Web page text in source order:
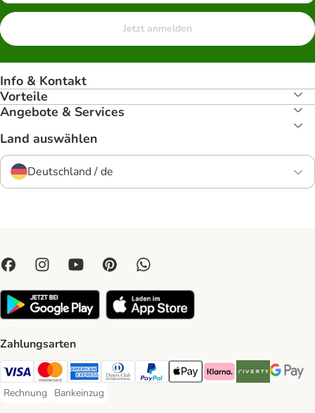
Jetzt anmelden
Info & Kontakt
Vorteile
Angebote & Services
Land auswählen
Deutschland / de
Zahlungsarten
Visa Payment Method
Mastercard Payment Method
American Express Payment Method
Diners Club Payment Method
PayPal Payment Method
Apple Pay Payment Method
Klarna Payment Method
Riverty Payment
Google
Rechnung
Rechnung Payment Method
Bankeinzug
Bankeinzug Payment Method